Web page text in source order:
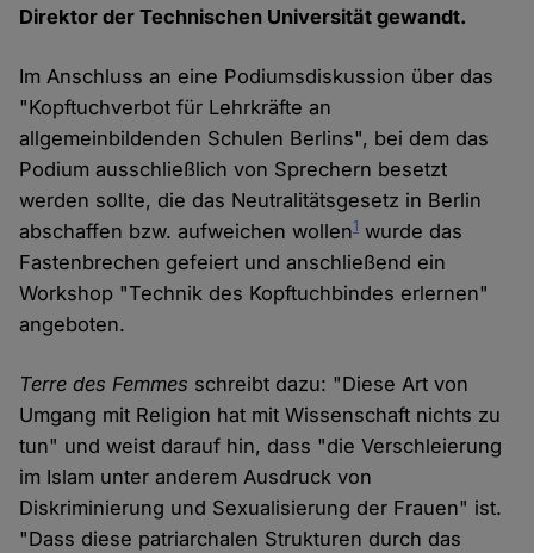
Direktor der Technischen Universität gewandt.
Im Anschluss an eine Podiumsdiskussion über das
"Kopftuchverbot für Lehrkräfte an
allgemeinbildenden Schulen Berlins", bei dem das
Podium ausschließlich von Sprechern besetzt
werden sollte, die das Neutralitätsgesetz in Berlin
abschaffen bzw. aufweichen wollen1 wurde das
Fastenbrechen gefeiert und anschließend ein
Workshop "Technik des Kopftuchbindes erlernen"
angeboten.
Terre des Femmes schreibt dazu: "Diese Art von
Umgang mit Religion hat mit Wissenschaft nichts zu
tun" und weist darauf hin, dass "die Verschleierung
im Islam unter anderem Ausdruck von
Diskriminierung und Sexualisierung der Frauen" ist.
"Dass diese patriarchalen Strukturen durch das